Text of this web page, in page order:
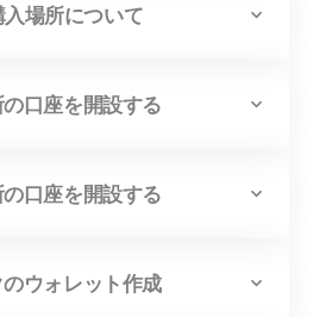
場所について
口座を開設する
口座を開設する
ウォレット作成